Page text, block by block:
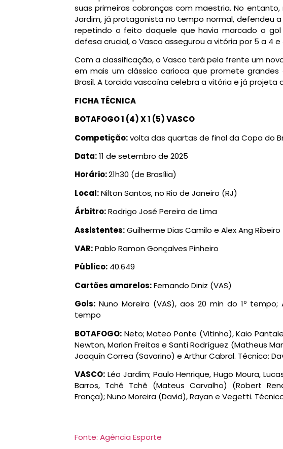
suas primeiras cobranças com maestria. No
Jardim, já protagonista no tempo normal, defendeu
repetindo o feito daquele que havia marcado o
defesa crucial, o Vasco assegurou a vitória por 5 a 4
Com a classificação, o Vasco terá pela frente um
em mais um clássico carioca que promete
Brasil. A torcida vascaína celebra a vitória e já projeta
FICHA TÉCNICA
BOTAFOGO 1 (4) X 1 (5) VASCO
Competição:volta das quartas de final da Copa do
Data:11 de setembro de 2025
Horário:21h30 (de Brasília)
Local:Nilton Santos, no Rio de Janeiro (RJ)
Árbitro:Rodrigo José Pereira de Lima
Assistentes:Guilherme Dias Camilo e Alex Ang Ribeiro
VAR:Pablo Ramon Gonçalves Pinheiro
Público: 40.649
Cartões amarelos:Fernando Diniz (VAS)
Gols: Nuno Moreira (VAS), aos 20 min do 1º tempo;
tempo
BOTAFOGO: Neto; Mateo Ponte (Vitinho), Kaio
Newton, Marlon Freitas e Santi Rodríguez (Matheus
Joaquín Correa (Savarino) e Arthur Cabral. Técnico:
VASCO: Léo Jardim; Paulo Henrique, Hugo Moura,
Barros, Tchê Tchê (Mateus Carvalho) (Robert
França); Nuno Moreira (David), Rayan e Vegetti.
Fonte: Agência Esporte